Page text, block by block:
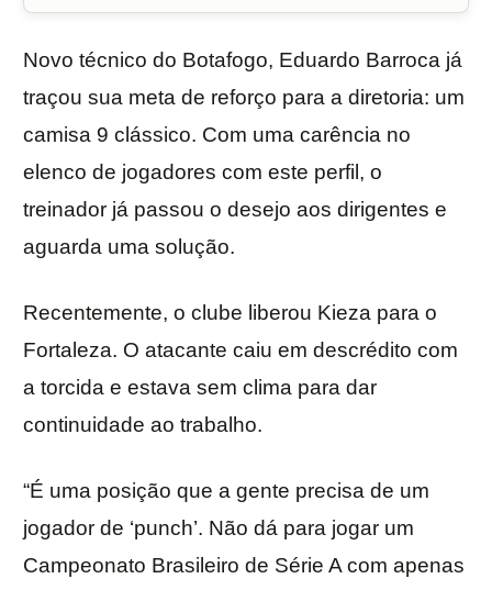
Novo técnico do Botafogo, Eduardo Barroca já
traçou sua meta de reforço para a diretoria: um
camisa 9 clássico. Com uma carência no
elenco de jogadores com este perfil, o
treinador já passou o desejo aos dirigentes e
aguarda uma solução.
Recentemente, o clube liberou Kieza para o
Fortaleza. O atacante caiu em descrédito com
a torcida e estava sem clima para dar
continuidade ao trabalho.
“É uma posição que a gente precisa de um
jogador de ‘punch’. Não dá para jogar um
Campeonato Brasileiro de Série A com apenas